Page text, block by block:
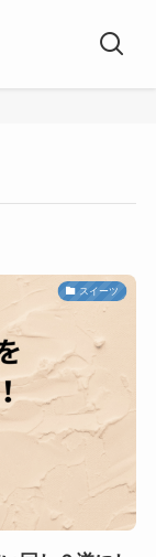
スイーツ